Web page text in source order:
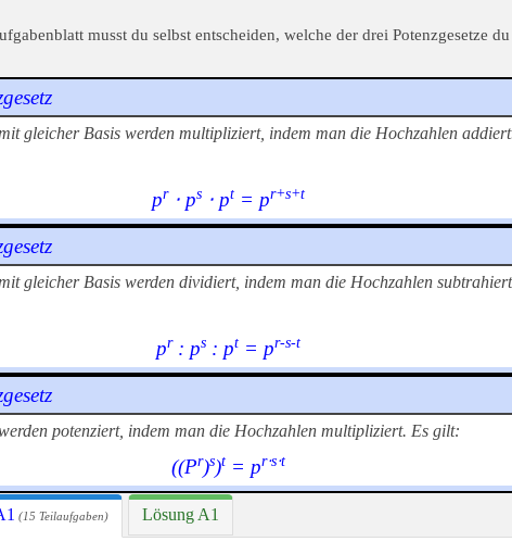
musst du selbst entscheiden, welche der drei Potenzgesetze
gleicher Basis werden multipliziert, indem man die Hochzahlen
pr⋅ ps ⋅ pt = pr+s+t
gleicher Basis werden dividiert, indem man die Hochzahlen
pr: ps : pt = pr-s-t
potenziert, indem man die Hochzahlen multipliziert. Es gilt:
((Pr)s)t = pr⋅s⋅t
(15 Teilaufgaben) Lösung A1